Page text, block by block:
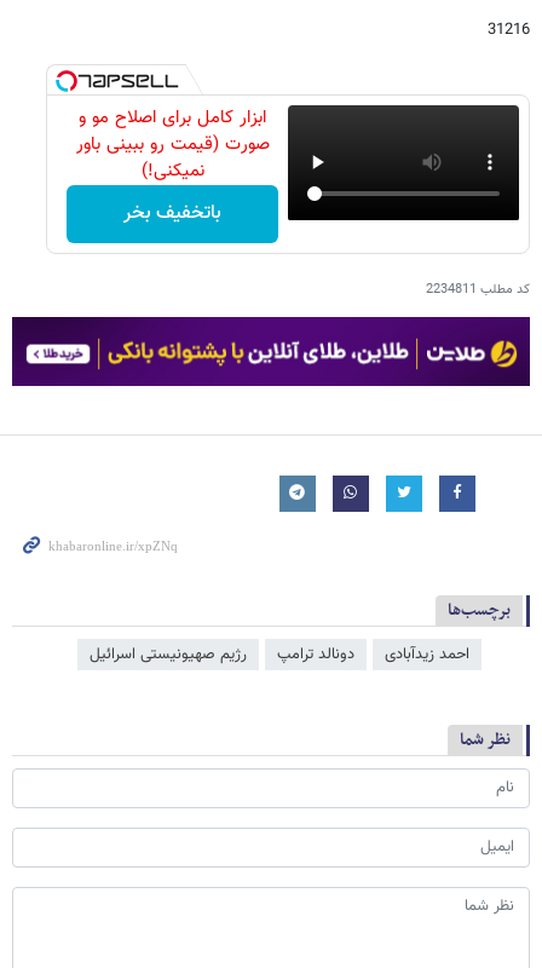
31216
ابزار کامل برای اصلاح مو و
صورت (قیمت رو ببینی باور
نمیکنی!)
باتخفیف بخر
کد مطلب 2234811
برچسب‌ها
احمد زیدآبادی دونالد ترامپ رژیم صهیونیستی اسرائیل
نظر شما